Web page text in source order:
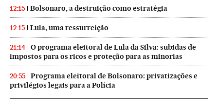
12:15 Bolsonaro, a destruição como estratégia
12:15 Lula, uma ressurreição
21:14
O programa eleitoral de Lula da Silva: subidas de
impostos para os ricos e proteção para as minorias
20:55
Programa eleitoral de Bolsonaro: privatizações e
privilégios legais para a Polícia